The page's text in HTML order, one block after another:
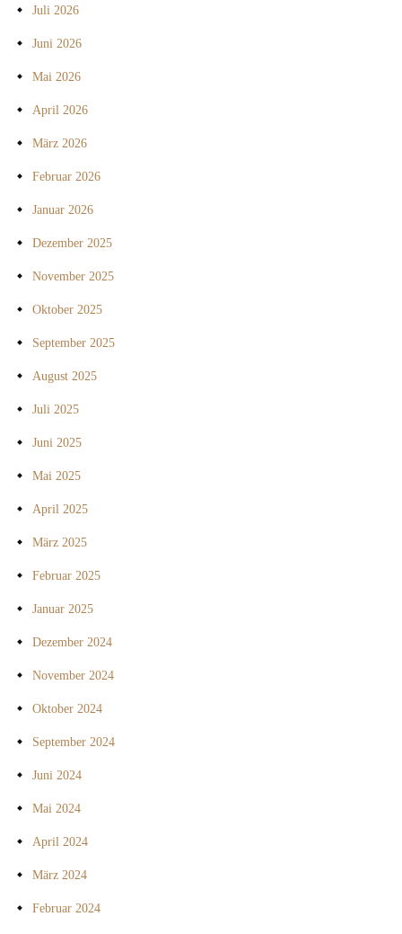
Juli 2026
Juni 2026
Mai 2026
April 2026
März 2026
Februar 2026
Januar 2026
Dezember 2025
November 2025
Oktober 2025
September 2025
August 2025
Juli 2025
Juni 2025
Mai 2025
April 2025
März 2025
Februar 2025
Januar 2025
Dezember 2024
November 2024
Oktober 2024
September 2024
Juni 2024
Mai 2024
April 2024
März 2024
Februar 2024